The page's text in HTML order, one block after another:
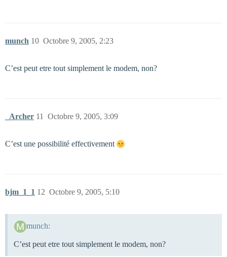
munch Octobre 9, 2005, 2:23
10
C’est peut etre tout simplement le modem, non?
_Archer Octobre 9, 2005, 3:09
11
C’est une possibilité effectivement
bjm_1_1 Octobre 9, 2005, 5:10
12
munch:
C’est peut etre tout simplement le modem, non?